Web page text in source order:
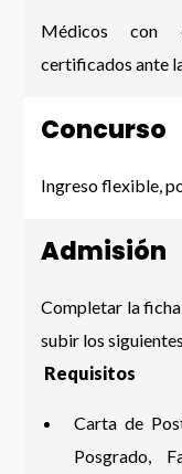
Médicos con
certificados ante
Concurso
Ingreso flexible,
Admisión
Completar la ficha
subir los
Requisitos
Carta de
Posgrado,